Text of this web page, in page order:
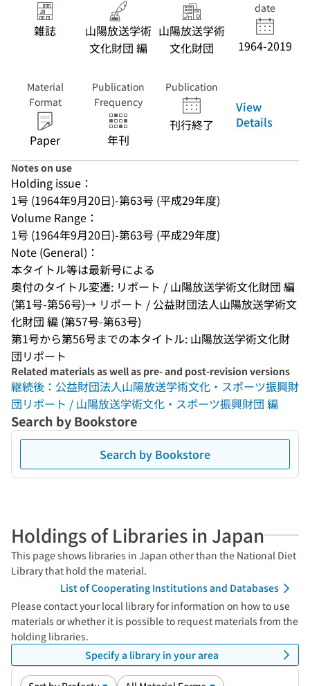
雑誌
山陽放送学術
文化財団 編
山陽放送学術
文化財団
date
1964-2019
Material
Format
Paper
Publication
Frequency
年刊
Publication
刊行終了
View
Details
Notes on use
Holding issue：
1号 (1964年9月20日)-第63号 (平成29年度)
Volume Range：
1号 (1964年9月20日)-第63号 (平成29年度)
Note (General)：
本タイトル等は最新号による
奥付のタイトル変遷: リポート / 山陽放送学術文化財団 編
(第1号-第56号)→ リポート / 公益財団法人山陽放送学術文
化財団 編 (第57号-第63号)
第1号から第56号までの本タイトル: 山陽放送学術文化財
団リポート
Related materials as well as pre- and post-revision versions
継続後：公益財団法人山陽放送学術文化・スポーツ振興財
団リポート / 山陽放送学術文化・スポーツ振興財団 編
Search by Bookstore
Search by Bookstore
Holdings of Libraries in Japan
This page shows libraries in Japan other than the National Diet
Library that hold the material.
List of Cooperating Institutions and Databases
Please contact your local library for information on how to use
materials or whether it is possible to request materials from the
holding libraries.
Specify a library in your area